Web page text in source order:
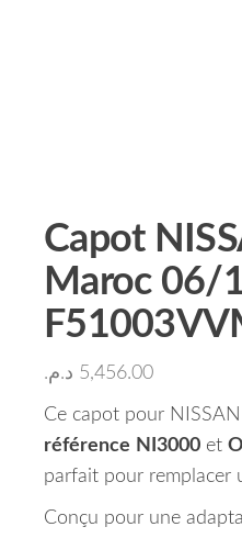
Capot
Maroc 06/
5,456.00 د.م.
Ce capot pour
référence NI3000 et
parfait pour remplacer
Conçu pour une